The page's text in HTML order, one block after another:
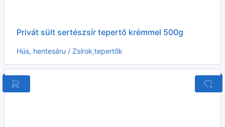
Privát sült sertészsír tepertő krémmel 500g
Hús, hentesáru / Zsírok,tepertők